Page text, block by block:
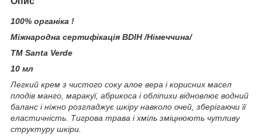
100% органіка !
Міжнародна сертифікація BDIH /Німеччина/
ТМ Santa Verde
10 мл
Легкий крем з чистого соку алое вера і корисних масел
плодів манго, маракуї, абрикоса і обліпихи відновлює водний
баланс і ніжно розгладжує шкіру навколо очей, зберігаючи її
еластичність. Тигрова трава і хміль зміцнюють чутливу
структуру шкіри.